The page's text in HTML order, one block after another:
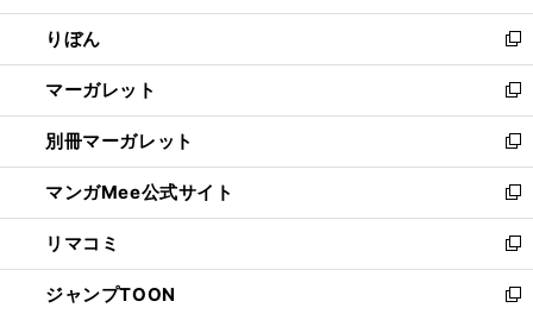
開
く
ウ
で
開
く
ン
ド
ウ
で
開
く
ウ
ィ
ン
ド
ウ
で
開
く
りぼん
新
し
い
ウ
ィ
ン
ド
ウ
で
開
く
マーガレット
新
し
い
ウ
ィ
ン
ド
ウ
で
別冊マーガレット
新
し
い
ウ
ィ
ン
ド
マンガMee公式サイト
新
し
い
ウ
ィ
リマコミ
新
し
い
ジャンプTOON 新